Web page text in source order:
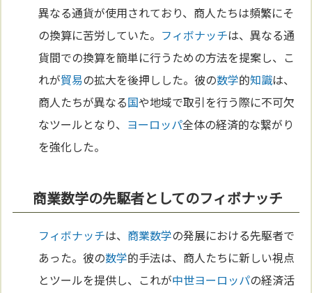
異なる通貨が使用されており、商人たちは頻繁にそ
の換算に苦労していた。 フィボナッチは、異なる通
貨間での換算を簡単に行うための方法を提案し、こ
れが貿易の拡大を後押しした。彼の数学的知識は、
商人たちが異なる国や地域で取引を行う際に不可欠
なツールとなり、 ヨーロッパ全体の経済的な繋がり
を強化した。
商業数学の先駆者としてのフィボナッチ
フィボナッチは、 商業数学の発展における先駆者で
あった。彼の数学的手法は、商人たちに新しい視点
とツールを提供し、これが中世ヨーロッパの経済活